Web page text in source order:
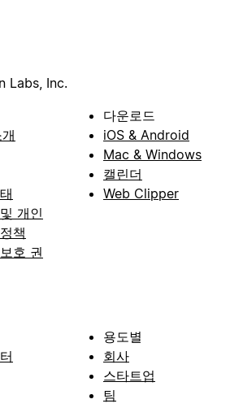
Labs, Inc.
개인
책
호 권
다운로드
iOS & Android
Mac & Windows
캘린더
Web Clipper
용도별
회사
스타트업
팀